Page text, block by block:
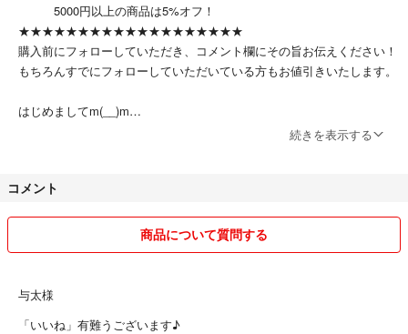
↓↓↓↓↓同サイズの商品はこちらから↓↓↓↓↓
#FerrisWheelLM
↑↑↑↑↑同サイズの商品はこちらから↑↑↑↑↑
5000円以上の商品は5%オフ！
★★★★★★★★★★★★★★★★★★★
購入前にフォローしていただき、コメント欄にその旨お伝えください！
もちろんすでにフォローしていただいている方もお値引きいたします。
はじめましてm(__)m
おしゃれな古着を中心に販売しております！
★コメント無しでの即購入OK です。
取引後のメッセージ、挨拶なども特に必要ありません！ご入金を確認し
続きを表示する
コメント
商品について質問する
与太様
「いいね」有難うございます♪